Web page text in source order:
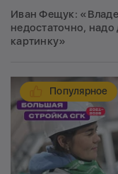
Иван Фещук:
недостаточно,
картинку»
Популярное